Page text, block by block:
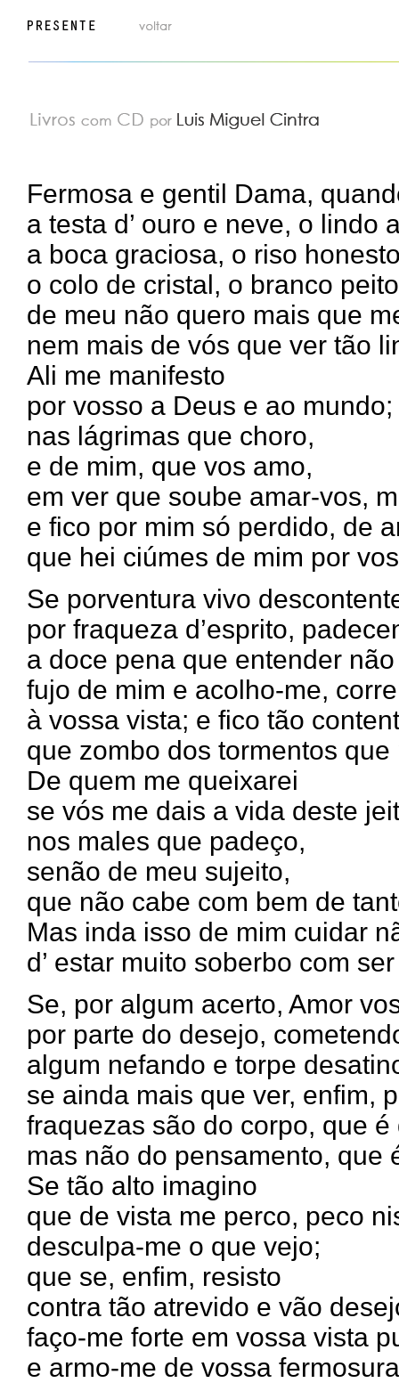
Fermosa e gentil Dama,
a testa d’ ouro e neve, o lindo
a boca graciosa, o riso
o colo de cristal, o branco
de meu não quero mais que
nem mais de vós que ver tão
Ali me manifesto
por vosso a Deus e ao mundo;
nas lágrimas que choro,
e de mim, que vos amo,
em ver que soube amar-vos,
e fico por mim só perdido, de
que hei ciúmes de mim por
Se porventura vivo
por fraqueza d’esprito,
a doce pena que entender
fujo de mim e acolho-me,
à vossa vista; e fico tão
que zombo dos tormentos que
De quem me queixarei
se vós me dais a vida deste
nos males que padeço,
senão de meu sujeito,
que não cabe com bem de
Mas inda isso de mim cuidar
d’ estar muito soberbo com
Se, por algum acerto, Amor
por parte do desejo,
algum nefando e torpe
se ainda mais que ver, enfim,
fraquezas são do corpo, que é
mas não do pensamento, que
Se tão alto imagino
que de vista me perco, peco
desculpa-me o que vejo;
que se, enfim, resisto
contra tão atrevido e vão
faço-me forte em vossa vista
e armo-me de vossa